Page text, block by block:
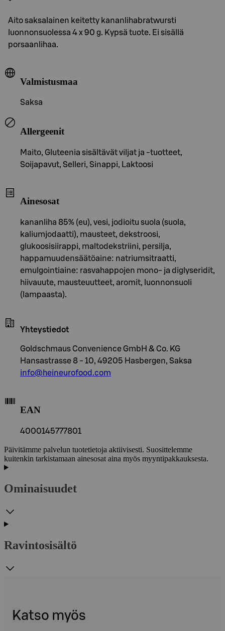
Aito saksalainen keitetty kananlihabratwursti
luonnonsuolessa 4 x 90 g. Kypsä tuote. Ei sisällä
porsaanlihaa.
Valmistusmaa
Saksa
Allergeenit
Maito, Gluteenia sisältävät viljat ja -tuotteet,
Soijapavut, Selleri, Sinappi, Laktoosi
Ainesosat
kananliha 85% (eu), vesi, jodioitu suola (suola,
kaliumjodaatti), mausteet, dekstroosi,
glukoosisiirappi, maltodekstriini, persilja,
happamuudensäätöaine: natriumsitraatti,
emulgointiaine: rasvahappojen mono- ja diglyseridit,
hiivauute, mausteuutteet, aromit, luonnonsuoli
(lampaasta).
Yhteystiedot
Goldschmaus Convenience GmbH & Co. KG
Hansastrasse 8 - 10, 49205 Hasbergen, Saksa
info@heineurofood.com
EAN
4000145777801
Päivitämme palvelun tuotetietoja aktiivisesti. Suosittelemme
kuitenkin tarkistamaan ainesosat aina myös myyntipakkauksesta.
Ominaisuudet
Ravintosisältö
Katso myös